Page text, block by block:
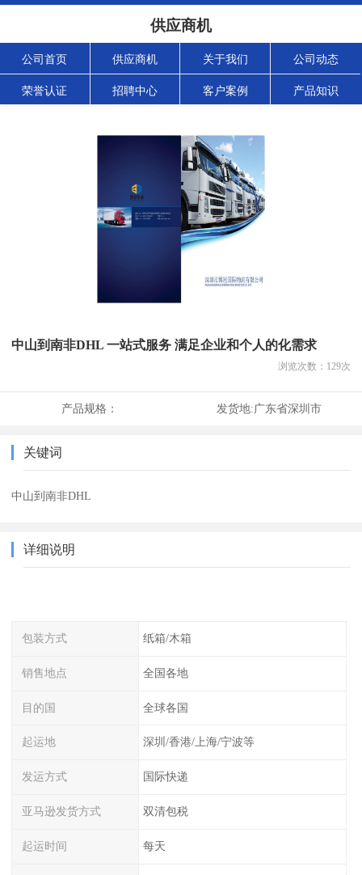
供应商机
公司首页 供应商机 关于我们 公司动态
荣誉认证 招聘中心 客户案例 产品知识
中山到南非DHL 一站式服务 满足企业和个人的化需求
浏览次数： 129次
产品规格： 发货地:广东省深圳市
关键词
中山到南非DHL
详细说明
包装方式 纸箱/木箱
销售地点 全国各地
目的国 全球各国
起运地 深圳/香港/上海/宁波等
发运方式 国际快递
亚马逊发货方式 双清包税
起运时间 每天